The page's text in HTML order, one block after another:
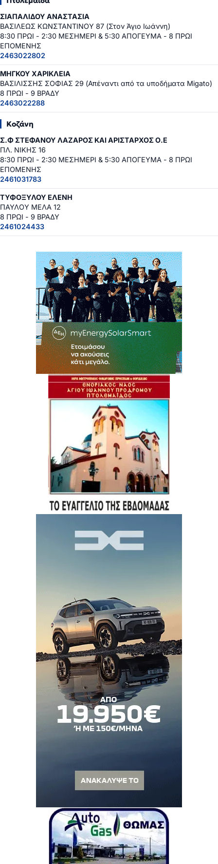
ΣΙΑΠΑΛΙΔΟΥ ΑΝΑΣΤΑΣΙΑ
ΒΑΣΙΛΕΩΣ ΚΩΝΣΤΑΝΤΙΝΟΥ 87 (Στον Άγιο Ιωάννη)
8:30 ΠΡΩΙ - 2:30 ΜΕΣΗΜΕΡΙ & 5:30 ΑΠΟΓΕΥΜΑ - 8 ΠΡΩΙ
ΕΠΟΜΕΝΗΣ
2463022802
ΜΗΓΚΟΥ ΧΑΡΙΚΛΕΙΑ
ΒΑΣΙΛΙΣΣΗΣ ΣΟΦΙΑΣ 29 (Απέναντι από τα υποδήματα Migato)
8 ΠΡΩΙ - 9 ΒΡΑΔΥ
2463022288
Κοζάνη
Σ.Φ ΣΤΕΦΑΝΟΥ ΛΑΖΑΡΟΣ ΚΑΙ ΑΡΙΣΤΑΡΧΟΣ Ο.Ε
ΠΛ. ΝΙΚΗΣ 16
8:30 ΠΡΩΙ - 2:30 ΜΕΣΗΜΕΡΙ & 5:30 ΑΠΟΓΕΥΜΑ - 8 ΠΡΩΙ
ΕΠΟΜΕΝΗΣ
2461031783
ΤΥΦΟΞΥΛΟΥ ΕΛΕΝΗ
ΠΑΥΛΟΥ ΜΕΛΑ 12
8 ΠΡΩΙ - 9 ΒΡΑΔΥ
2461024433